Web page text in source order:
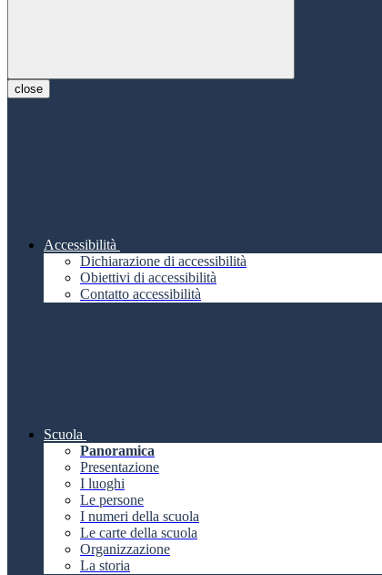
close
Accessibilità
Dichiarazione di accessibilità
Obiettivi di accessibilità
Contatto accessibilità
Scuola
Panoramica
Presentazione
I luoghi
Le persone
I numeri della scuola
Le carte della scuola
Organizzazione
La storia